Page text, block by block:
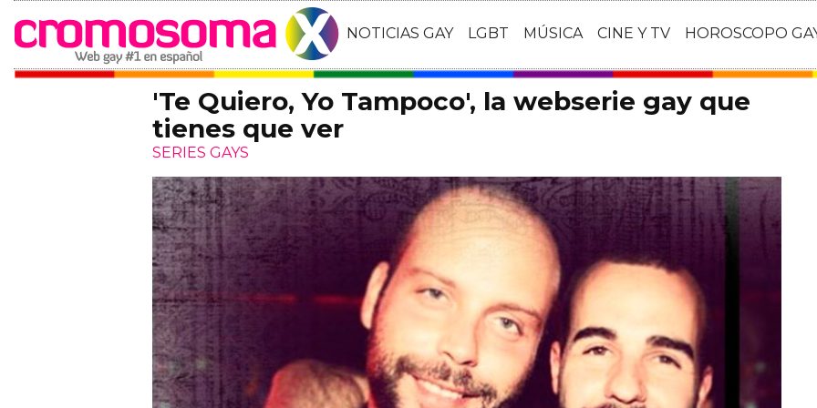
NOTICIAS GAY LGBT MÚSICA CINE Y TV HOROSCOPO
'Te Quiero, Yo Tampoco', la webserie gay que
tienes que ver
SERIES GAYS